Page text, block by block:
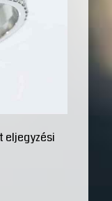
eljegyzési